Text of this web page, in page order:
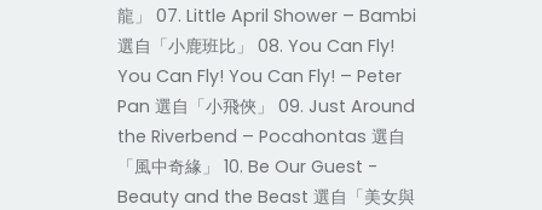
龍」 07. Little April Shower – Bambi
選自「小鹿班比」 08. You Can Fly!
You Can Fly! You Can Fly! – Peter
Pan 選自「小飛俠」 09. Just Around
the Riverbend – Pocahontas 選自
「風中奇緣」 10. Be Our Guest -
Beauty and the Beast 選自「美女與